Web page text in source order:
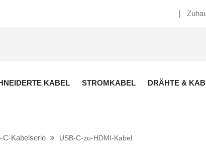
KABEL STROMKABEL DRÄHTE &
C-Kabelserie USB-C-zu-HDMI-Kabel